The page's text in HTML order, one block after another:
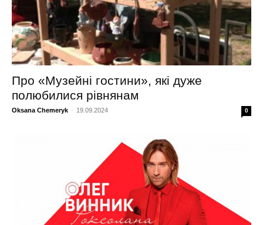
Про «Музейні гостини», які дуже
полюбилися рівнянам
Oksana Chemeryk - 19.09.2024 0